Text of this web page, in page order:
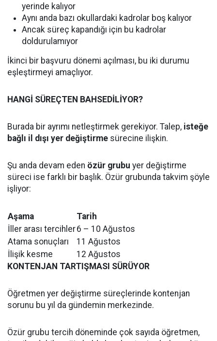
yerinde kalıyor
Aynı anda bazı okullardaki kadrolar boş kalıyor
Ancak süreç kapandığı için bu kadrolar
doldurulamıyor
İkinci bir başvuru dönemi açılması, bu iki durumu
eşleştirmeyi amaçlıyor.
HANGİ SÜREÇTEN BAHSEDİLİYOR?
Burada bir ayrımı netleştirmek gerekiyor. Talep, isteğe
bağlı il dışı yer değiştirme sürecine ilişkin.
Şu anda devam eden özür grubu yer değiştirme
süreci ise farklı bir başlık. Özür grubunda takvim şöyle
işliyor:
Aşama
Tarih
İller arası tercihler6 – 10 Ağustos
Atama sonuçları
11 Ağustos
İlişik kesme
12 Ağustos
KONTENJAN TARTIŞMASI SÜRÜYOR
Öğretmen yer değiştirme süreçlerinde kontenjan
sorunu bu yıl da gündemin merkezinde.
Özür grubu tercih döneminde çok sayıda öğretmen,